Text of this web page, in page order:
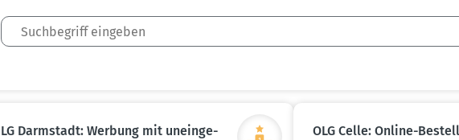
LG Darmstadt: Werbung mit unein­ge­
OLG Celle: Online-